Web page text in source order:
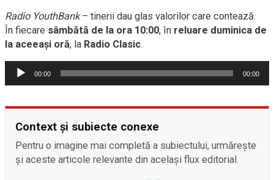
Radio YouthBank– tinerii dau glas valorilor care contează.
În fiecare sâmbătă de la ora 10:00, în reluare duminica de
la aceeași oră, la Radio Clasic.
Player
audio
00:00 00:00
Context și subiecte conexe
Pentru o imagine mai completă a subiectului, urmărește
și aceste articole relevante din același flux editorial.